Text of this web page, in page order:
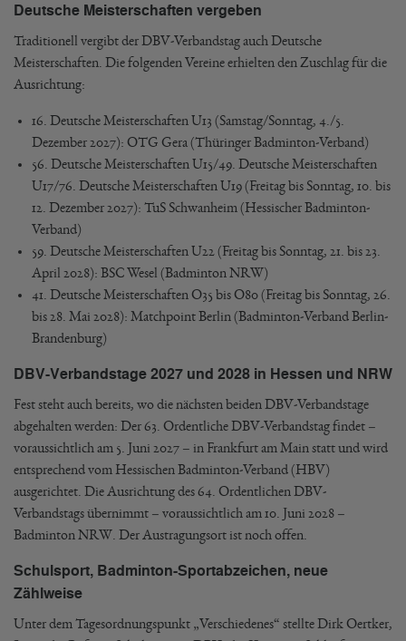
Deutsche Meisterschaften vergeben
Traditionell vergibt der DBV-Verbandstag auch Deutsche
Meisterschaften. Die folgenden Vereine erhielten den Zuschlag für die
Ausrichtung:
16. Deutsche Meisterschaften U13 (Samstag/Sonntag, 4./5.
Dezember 2027): OTG Gera (Thüringer Badminton-Verband)
56. Deutsche Meisterschaften U15/49. Deutsche Meisterschaften
U17/76. Deutsche Meisterschaften U19 (Freitag bis Sonntag, 10. bis
12. Dezember 2027): TuS Schwanheim (Hessischer Badminton-
Verband)
59. Deutsche Meisterschaften U22 (Freitag bis Sonntag, 21. bis 23.
April 2028): BSC Wesel (Badminton NRW)
41. Deutsche Meisterschaften O35 bis O80 (Freitag bis Sonntag, 26.
bis 28. Mai 2028): Matchpoint Berlin (Badminton-Verband Berlin-
Brandenburg)
DBV-Verbandstage 2027 und 2028 in Hessen und NRW
Fest steht auch bereits, wo die nächsten beiden DBV-Verbandstage
abgehalten werden: Der 63. Ordentliche DBV-Verbandstag findet –
voraussichtlich am 5. Juni 2027 – in Frankfurt am Main statt und wird
entsprechend vom Hessischen Badminton-Verband (HBV)
ausgerichtet. Die Ausrichtung des 64. Ordentlichen DBV-
Verbandstags übernimmt – voraussichtlich am 10. Juni 2028 –
Badminton NRW. Der Austragungsort ist noch offen.
Schulsport, Badminton-Sportabzeichen, neue
Zählweise
Unter dem Tagesordnungspunkt „Verschiedenes“ stellte Dirk Oertker,